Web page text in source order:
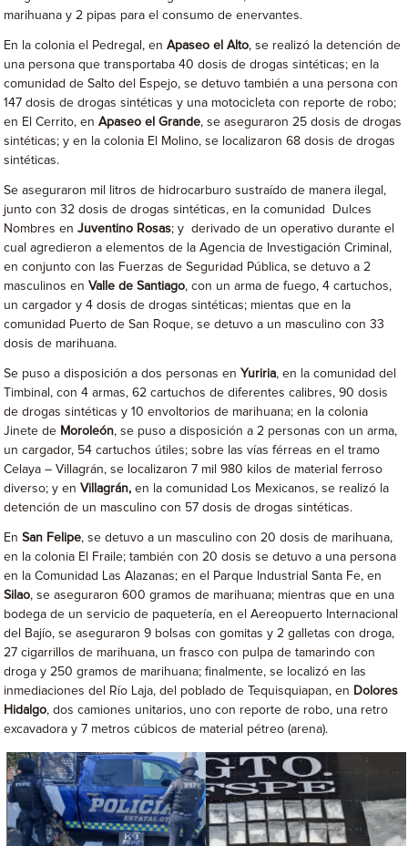
marihuana y 2 pipas para el consumo de enervantes.
En la colonia el Pedregal, enApaseo el Alto, se realizó la detención de
una persona que transportaba 40 dosis de drogas sintéticas; en la
comunidad de Salto del Espejo, se detuvo también a una persona con
147 dosis de drogas sintéticas y una motocicleta con reporte de robo;
en El Cerrito, enApaseo el Grande, se aseguraron 25 dosis de drogas
sintéticas; y en la colonia El Molino, se localizaron 68 dosis de drogas
sintéticas.
Se aseguraron mil litros de hidrocarburo sustraído de manera ilegal,
junto con 32 dosis de drogas sintéticas, en la comunidad Dulces
Nombres enJuventino Rosas; y derivado de un operativo durante el
cual agredieron a elementos de la Agencia de Investigación Criminal,
en conjunto con las Fuerzas de Seguridad Pública, se detuvo a 2
masculinos enValle de Santiago, con un arma de fuego, 4 cartuchos,
un cargador y 4 dosis de drogas sintéticas; mientas que en la
comunidad Puerto de San Roque, se detuvo a un masculino con 33
dosis de marihuana.
Se puso a disposición a dos personas en Yuriria, en la comunidad del
Timbinal, con 4 armas, 62 cartuchos de diferentes calibres, 90 dosis
de drogas sintéticas y 10 envoltorios de marihuana; en la colonia
Jinete de Moroleón, se puso a disposición a 2 personas con un arma,
un cargador, 54 cartuchos útiles; sobre las vías férreas en el tramo
Celaya – Villagrán, se localizaron 7 mil 980 kilos de material ferroso
diverso; y enVillagrán,en la comunidad Los Mexicanos, se realizó la
detención de un masculino con 57 dosis de drogas sintéticas.
EnSan Felipe, se detuvo a un masculino con 20 dosis de marihuana,
en la colonia El Fraile; también con 20 dosis se detuvo a una persona
en la Comunidad Las Alazanas; en el Parque Industrial Santa Fe, en
Silao, se aseguraron 600 gramos de marihuana; mientras que en una
bodega de un servicio de paquetería, en el Aereopuerto Internacional
del Bajío, se aseguraron 9 bolsas con gomitas y 2 galletas con droga,
27 cigarrillos de marihuana, un frasco con pulpa de tamarindo con
droga y 250 gramos de marihuana; finalmente, se localizó en las
inmediaciones del Río Laja, del poblado de Tequisquiapan, en Dolores
Hidalgo, dos camiones unitarios, uno con reporte de robo, una retro
excavadora y 7 metros cúbicos de material pétreo (arena).